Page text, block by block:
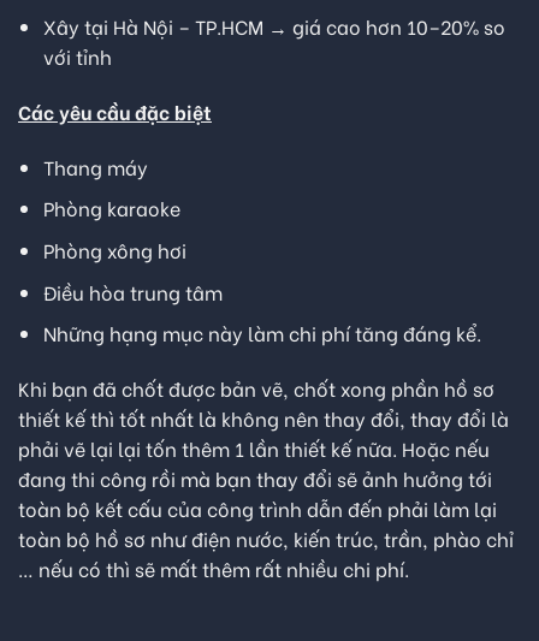
Xây tại Hà Nội – TP.HCM → giá cao hơn 10–20% so
với tỉnh
Các yêu cầu đặc biệt
Thang máy
Phòng karaoke
Phòng xông hơi
Điều hòa trung tâm
Những hạng mục này làm chi phí tăng đáng kể.
Khi bạn đã chốt được bản vẽ, chốt xong phần hồ sơ
thiết kế thì tốt nhất là không nên thay đổi, thay đổi là
phải vẽ lại lại tốn thêm 1 lần thiết kế nữa. Hoặc nếu
đang thi công rồi mà bạn thay đổi sẽ ảnh hưởng tới
toàn bộ kết cấu của công trình dẫn đến phải làm lại
toàn bộ hồ sơ như điện nước, kiến trúc, trần, phào chỉ
… nếu có thì sẽ mất thêm rất nhiều chi phí.